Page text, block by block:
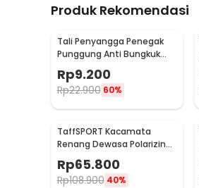
Produk Rekomendasi
Tali Penyangga Penegak
Punggung Anti Bungkuk
Rp9.200
Rp22.900 60%
TaffSPORT Kacamata
Renang Dewasa Polarizing
Anti Fog UV Protection -
GOG-3610
Rp65.800
Rp108.900 40%